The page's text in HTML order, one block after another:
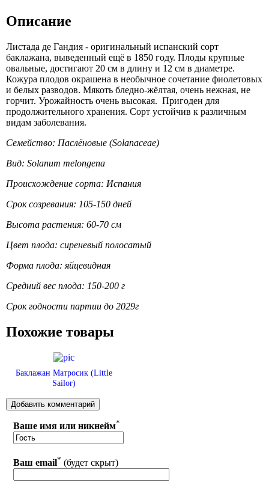
Описание
Листада де Гандия - оригинальный испанский сорт
баклажана, выведенный ещё в 1850 году. Плоды крупные
овальные, достигают 20 см в длину и 12 см в диаметре.
Кожура плодов окрашена в необычное сочетание фиолетовых
и белых разводов. Мякоть бледно-жёлтая, очень нежная, не
горчит. Урожайность очень высокая. Пригоден для
продолжительного хранения. Сорт устойчив к различным
видам заболевания.
Семейство: Паслёновые (Solanaceae)
Вид: Solanum melongena
Происхождение сорта: Испания
Срок созревания: 105-150 дней
Высота растения: 60-70 см
Цвет плода: сиреневый полосатый
Форма плода: яйцевидная
Средний вес плода: 150-200 г
Срок годности партии до 2029г
Похожие товары
Баклажан Матросик (Little
Sailor)
Ваше имя или никнейм*
Ваш email* (будет скрыт)